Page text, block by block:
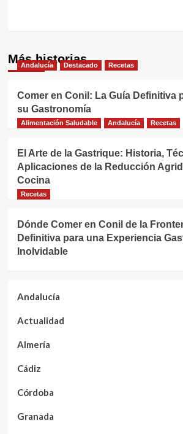
Más historias
Andalucía Destacado Recetas
Comer en Conil: La Guía Definitiva
su Gastronomía
Alimentación Saludable Andalucía Recetas
El Arte de la Gastrique: Historia,
Aplicaciones de la Reducción
Cocina
Recetas
Dónde Comer en Conil de la
Definitiva para una Experiencia
Inolvidable
Andalucía
Actualidad
Almería
Cádiz
Córdoba
Granada